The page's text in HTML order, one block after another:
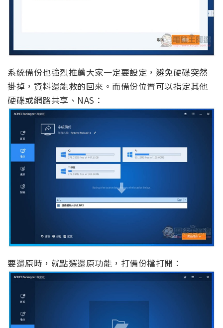
系統備份也強烈推薦大家一定要設定，避免硬碟突然
掛掉，資料還能救的回來。而備份位置可以指定其他
硬碟或網路共享、NAS：
要還原時，就點選還原功能，打備份檔打開：